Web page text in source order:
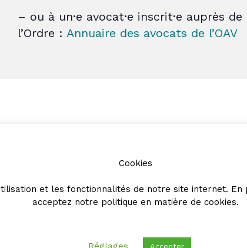
– ou à un·e avocat·e inscrit·e auprès de
l’Ordre : Annuaire des avocats de l’OAV
Partenaires
Cookies
et les fonctionnalités de notre site internet.
acceptez notre politique en matière de cookies.